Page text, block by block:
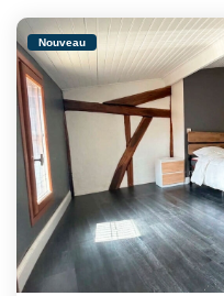
Nouveau